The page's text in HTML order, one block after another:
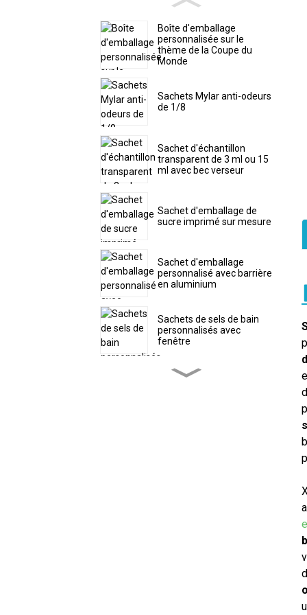
Boîte d'emballage
personnalisée sur le
thème de la Coupe du
Monde
Sachets Mylar anti-odeurs
de 1/8
Sachet d'échantillon
transparent de 3 ml ou 15
ml avec bec verseur
Sachet d'emballage de
sucre imprimé sur mesure
Sachet d'emballage
personnalisé avec barrière
en aluminium
Sachets de sels de bain
personnalisés avec
fenêtre
Sachet d'emballage